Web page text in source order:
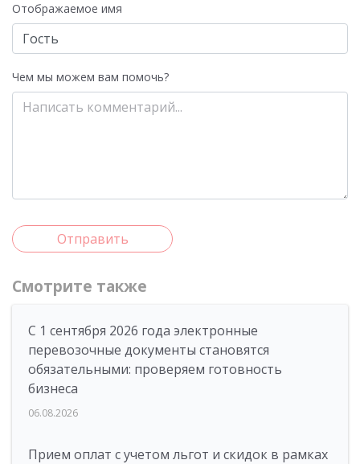
Отображаемое имя
Чем мы можем вам помочь?
Отправить
Смотрите также
С 1 сентября 2026 года электронные
перевозочные документы становятся
обязательными: проверяем готовность
бизнеса
06.08.2026
Прием оплат с учетом льгот и скидок в рамках